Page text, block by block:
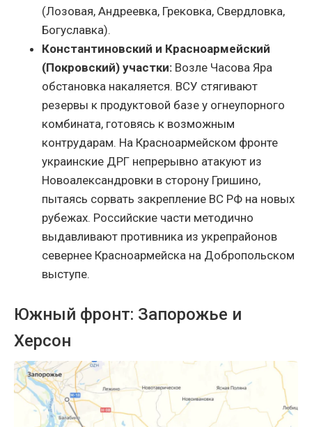
(Лозовая, Андреевка, Грековка, Свердловка,
Богуславка).
Константиновский и Красноармейский
(Покровский) участки: Возле Часова Яра
обстановка накаляется. ВСУ стягивают
резервы к продуктовой базе у огнеупорного
комбината, готовясь к возможным
контрударам. На Красноармейском фронте
украинские ДРГ непрерывно атакуют из
Новоалександровки в сторону Гришино,
пытаясь сорвать закрепление ВС РФ на новых
рубежах. Российские части методично
выдавливают противника из укрепрайонов
севернее Красноармейска на Добропольском
выступе.
Южный фронт: Запорожье и
Херсон